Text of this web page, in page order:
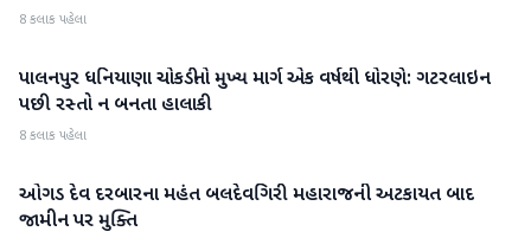
8 કલાક પહેલા
બનાસકાંઠા
પાલનપુર ધનિયાણા ચોકડીનો મુખ્ય માર્ગ એક વર્ષથી ધોરણે: ગટરલાઇન
પછી રસ્તો ન બનતા હાલાકી
8 કલાક પહેલા
બનાસકાંઠા
ઓગડ દેવ દરબારના મહંત બલદેવગિરી મહારાજની અટકાયત બાદ
જામીન પર મુક્તિ